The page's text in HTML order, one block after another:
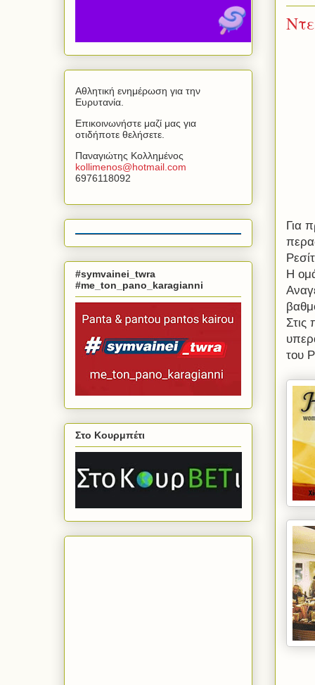
Για
Η
Στις
του
Αθλητική ενημέρωση για την
Ευρυτανία.
Επικοινωνήστε μαζί μας για
οτιδήποτε θελήσετε.
Παναγιώτης Κολλημένος
kollimenos@hotmail com
6976118092
#symvainei_twra
#me_ton_pano_karagianni
Στο Κουρμπέτι